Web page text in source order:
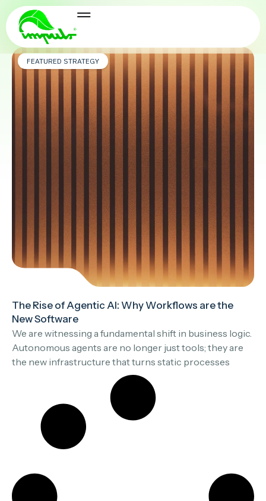
Featured Strategy
FEATURED STRATEGY
The Rise of Agentic AI: Why Workflows are the
New Software
We are witnessing a fundamental shift in business logic.
Autonomous agents are no longer just tools; they are
the new infrastructure that turns static processes